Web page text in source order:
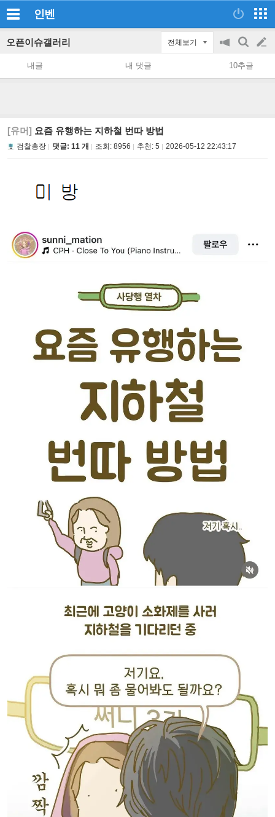
인벤
오픈이슈갤러리 전체보기
공
지
on/off
검
색
글
쓰
내글 내 댓글 10추글
[유머] 요즘 유행하는 지하철 번따 방법
검찰총장 댓글: 11 개 조회: 8956 추천: 5 2026-05-12 22:43:17